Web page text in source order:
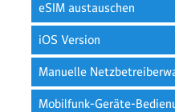
eSIM austauschen
iOS Version
Manuelle
Mobilfunk-Geräte-